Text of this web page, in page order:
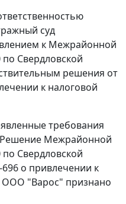
суд
к Межрайонной
Свердловской
решения от
к налоговой
требования
Межрайонной
Свердловской
696 о привлечении к
ООО "Варос" признано